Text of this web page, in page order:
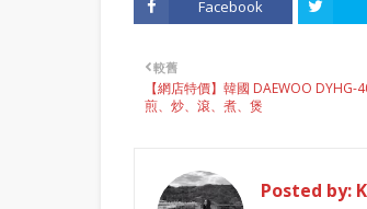
Facebook
較舊
【網店特價】韓國 DAEWOO DYHG-
煎、炒、滾、煮、煲
Posted by: